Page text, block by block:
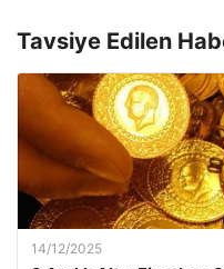
Tavsiye Edilen
14/12/2025